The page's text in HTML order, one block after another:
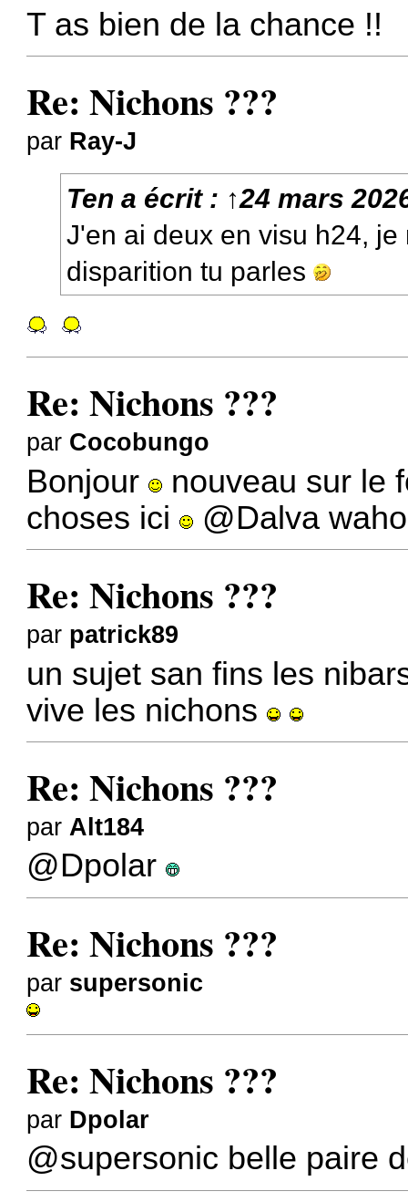
T as bien de la chance !!
Re: Nichons ???
par Ray-J
Ten a écrit : ↑24 mars
J'en ai deux en visu h24,
disparition tu parles
Re: Nichons ???
par Cocobungo
Bonjour
nouveau sur le
choses ici
@Dalva
Re: Nichons ???
par patrick89
un sujet san fins les
vive les nichons
Re: Nichons ???
par Alt184
@Dpolar
Re: Nichons ???
par supersonic
Re: Nichons ???
par Dpolar
@supersonic belle paire